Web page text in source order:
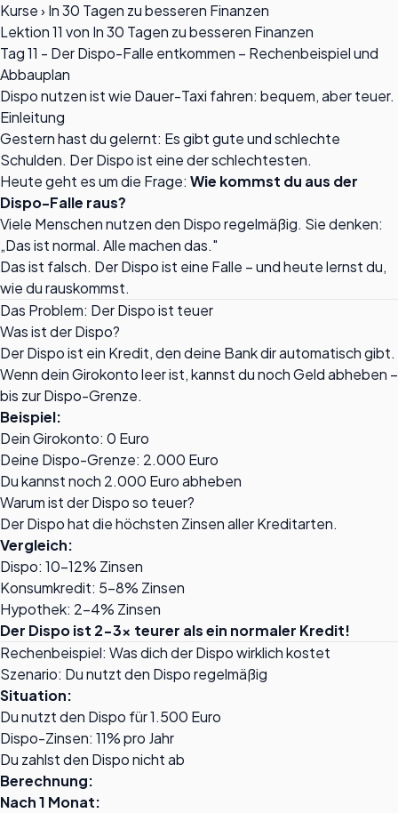
Kurse› In 30 Tagen zu besseren Finanzen
Lektion 11 von In 30 Tagen zu besseren Finanzen
Tag 11 - Der Dispo-Falle entkommen – Rechenbeispiel und
Abbauplan
Dispo nutzen ist wie Dauer-Taxi fahren: bequem, aber teuer.
Einleitung
Gestern hast du gelernt: Es gibt gute und schlechte
Schulden. Der Dispo ist eine der schlechtesten.
Heute geht es um die Frage: Wie kommst du aus der
Dispo-Falle raus?
Viele Menschen nutzen den Dispo regelmäßig. Sie denken:
„Das ist normal. Alle machen das."
Das ist falsch. Der Dispo ist eine Falle – und heute lernst du,
wie du rauskommst.
Das Problem: Der Dispo ist teuer
Was ist der Dispo?
Der Dispo ist ein Kredit, den deine Bank dir automatisch gibt.
Wenn dein Girokonto leer ist, kannst du noch Geld abheben –
bis zur Dispo-Grenze.
Beispiel:
Dein Girokonto: 0 Euro
Deine Dispo-Grenze: 2.000 Euro
Du kannst noch 2.000 Euro abheben
Warum ist der Dispo so teuer?
Der Dispo hat die höchsten Zinsen aller Kreditarten.
Vergleich:
Dispo: 10-12% Zinsen
Konsumkredit: 5-8% Zinsen
Hypothek: 2-4% Zinsen
Der Dispo ist 2-3x teurer als ein normaler Kredit!
Rechenbeispiel: Was dich der Dispo wirklich kostet
Szenario: Du nutzt den Dispo regelmäßig
Situation:
Du nutzt den Dispo für 1.500 Euro
Dispo-Zinsen: 11% pro Jahr
Du zahlst den Dispo nicht ab
Berechnung:
Nach 1 Monat: